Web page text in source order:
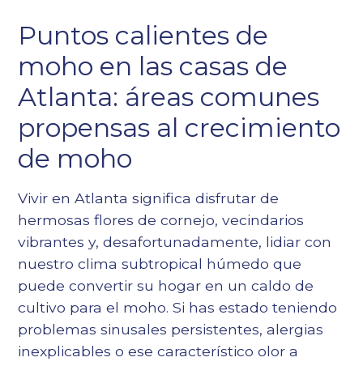
Puntos calientes de
moho en las casas de
Atlanta: áreas comunes
propensas al crecimiento
de moho
Vivir en Atlanta significa disfrutar de
hermosas flores de cornejo, vecindarios
vibrantes y, desafortunadamente, lidiar con
nuestro clima subtropical húmedo que
puede convertir su hogar en un caldo de
cultivo para el moho. Si has estado teniendo
problemas sinusales persistentes, alergias
inexplicables o ese característico olor a
Título 3
Epígrafe 4
Epígrafe 5